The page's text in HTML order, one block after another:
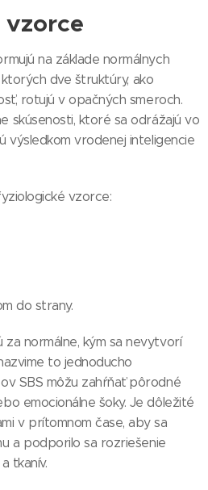
na základe normálnych
dve štruktúry, ako
rotujú v opačných smeroch.
skúsenosti, ktoré sa odrážajú vo
výsledkom vrodenej inteligencie
vzorce:
do strany.
normálne, kým sa nevytvorí
to jednoducho
SBS môžu zahŕňať pôrodné
emocionálne šoky. Je dôležité
v prítomnom čase, aby sa
a podporilo sa rozriešenie
tkanív.